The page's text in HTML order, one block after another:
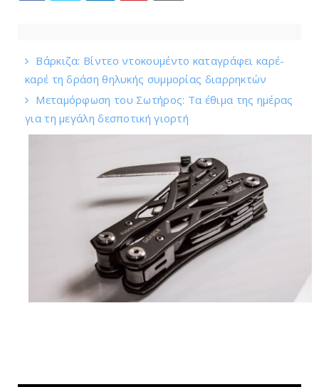
Βάρκιζα: Βίντεο ντοκουμέντο καταγράφει καρέ-
καρέ τη δράση θηλυκής συμμορίας διαρρηκτών
Μεταμόρφωση του Σωτήρος: Τα έθιμα της ημέρας
για τη μεγάλη δεσποτική γιορτή